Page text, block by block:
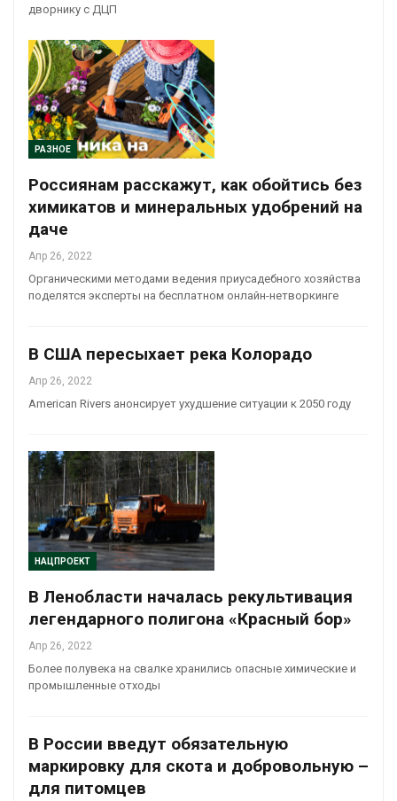
дворнику с ДЦП
РАЗНОЕ
Россиянам расскажут, как обойтись без
химикатов и минеральных удобрений на
даче
Апр 26, 2022
Органическими методами ведения приусадебного хозяйства
поделятся эксперты на бесплатном онлайн-нетворкинге
В США пересыхает река Колорадо
Апр 26, 2022
American Rivers анонсирует ухудшение ситуации к 2050 году
НАЦПРОЕКТ
В Ленобласти началась рекультивация
легендарного полигона «Красный бор»
Апр 26, 2022
Более полувека на свалке хранились опасные химические и
промышленные отходы
В России введут обязательную
маркировку для скота и добровольную –
для питомцев